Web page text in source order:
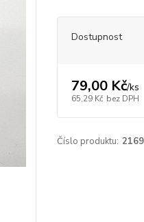
Dostupnost
79,00 Kč/ks
65,29 Kč bez DPH
Číslo produktu: 2169